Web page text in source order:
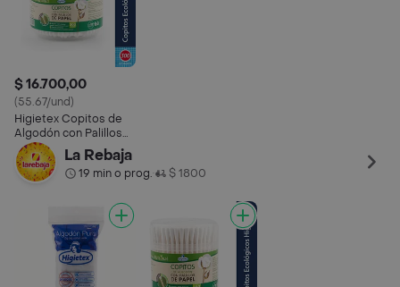
$ 16.700,00
(55.67/und)
Higietex Copitos de
Algodón con Palillos
de Papel
La Rebaja
19 min o prog.• $ 1800